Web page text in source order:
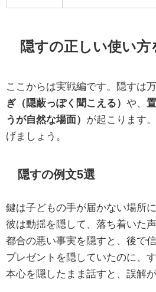
隠すの正しい使い方
ここからは実戦編です。隠すは
ぎ（隠蔽っぽく聞こえる） や、
うが自然な場面） が起こります
げましょう。
隠すの例文5選
鍵は子どもの手が届かない場所
彼は動揺を隠して、落ち着いた
都合の悪い事実を隠すと、後で
プレゼントを隠していたのに、
本心を隠したまま話すと、誤解